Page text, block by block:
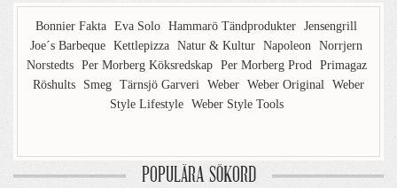
Bonnier Fakta Eva Solo Hammarö Tändprodukter Jensengrill
Joe´s Barbeque Kettlepizza Natur & Kultur Napoleon Norrjern
Norstedts Per Morberg Köksredskap Per Morberg Prod Primagaz
Röshults
Smeg Tärnsjö Garveri Weber Weber Original Weber
Style Lifestyle Weber Style Tools
POPULÄRA SÖKORD